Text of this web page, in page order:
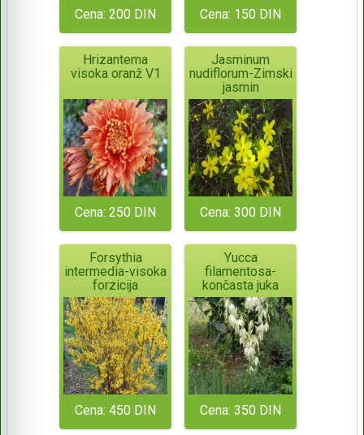
Cena: 200 DIN Cena: 150 DIN
Hrizantema
visoka oranž V1
Cena: 250 DIN
Jasminum
nudiflorum-Zimski
jasmin
Cena: 300 DIN
Forsythia
intermedia-visoka
forzicija
Cena: 450 DIN
Yucca
filamentosa-
končasta juka
Cena: 350 DIN